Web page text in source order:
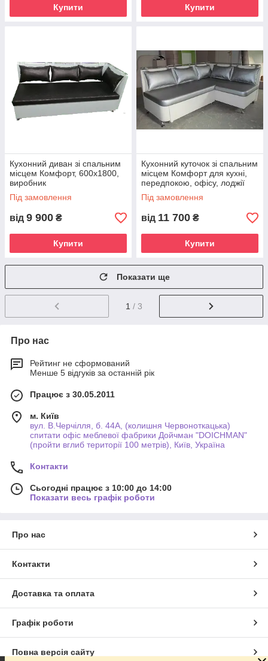
Купити Купити
Кухонний диван зі спальним
місцем Комфорт, 600х1800,
виробник
Під замовлення
від 9 900 ₴
Купити
Кухонний куточок зі спальним
місцем Комфорт для кухні,
передпокою, офісу, лоджії
тощо.
Під замовлення
від 11 700 ₴
Купити
Показати ще
1 / 3
Про нас
Рейтинг не сформований
Менше 5 відгуків за останній рік
Працює з 30.05.2011
м. Київ
вул. В.Черчілля, б. 44А, (колишня Червоноткацька)
спитати офіс меблевої фабрики Дойчман "DOICHMAN"
(пройти вглиб території 100 метрів), Київ, Україна
Контакти
Сьогодні працює з 10:00 до 14:00
Показати весь графік роботи
Про нас
Контакти
Доставка та оплата
Графік роботи
Повна версія сайту